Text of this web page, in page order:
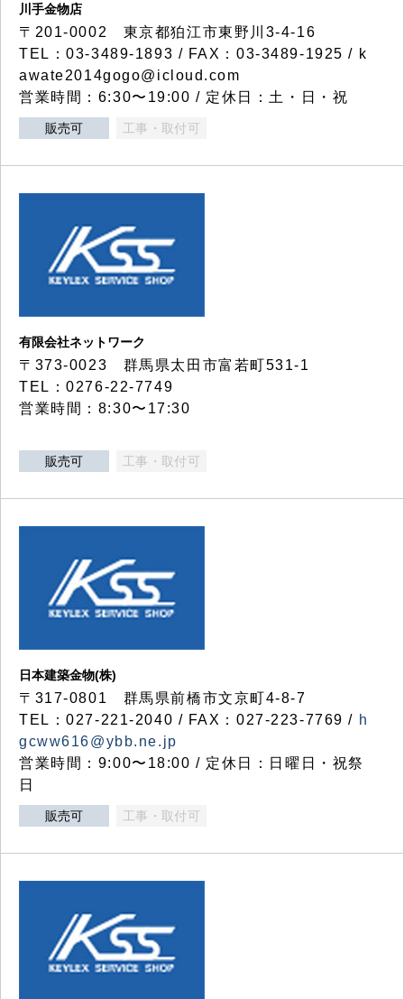
川手金物店
〒201-0002 東京都狛江市東野川3-4-16
TEL：03-3489-1893 / FAX：03-3489-1925 / k
awate2014gogo@icloud.com
営業時間：6:30〜19:00 / 定休日：土・日・祝
販売可 工事・取付可
有限会社ネットワーク
〒373-0023 群馬県太田市富若町531-1
TEL：0276-22-7749
営業時間：8:30〜17:30
販売可 工事・取付可
日本建築金物(株)
〒317‐0801 群馬県前橋市文京町4-8-7
TEL：027-221-2040 / FAX：027-223-7769 / h
gcww616@ybb.ne.jp
営業時間：9:00〜18:00 / 定休日：日曜日・祝祭
日
販売可 工事・取付可